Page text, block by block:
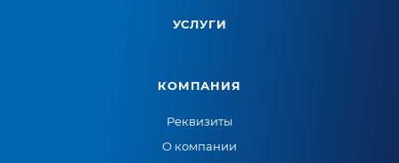
УСЛУГИ
КОМПАНИЯ
Реквизиты
О компании